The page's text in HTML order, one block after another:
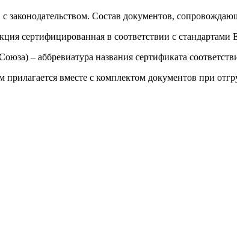
законодательством. Состав документов,
сертифицированная в соответствии с стандартами
– аббревиатура названия сертификата
вместе с комплектом документов при